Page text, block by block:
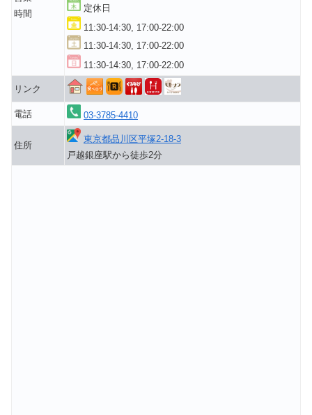
時間
定休日
11:30-14:30, 17:00-22:00
11:30-14:30, 17:00-22:00
11:30-14:30, 17:00-22:00
リンク
電話 03-3785-4410
住所
東京都品川区平塚2-18-3
戸越銀座駅から徒歩2分